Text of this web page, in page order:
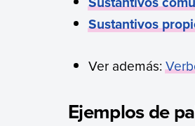
Sustantivos
Ver además:
Ejemplos de